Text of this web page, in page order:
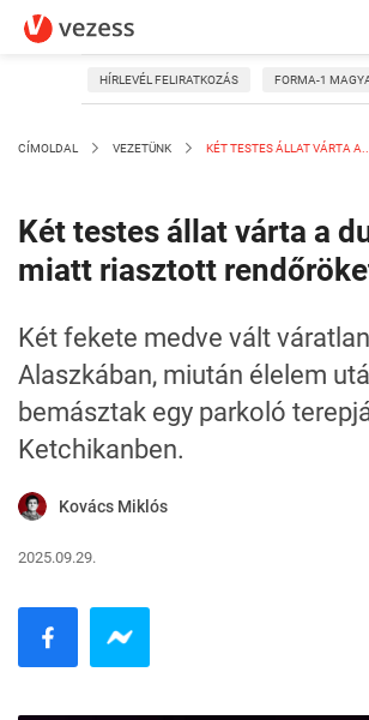
HÍRLEVÉL FELIRATKOZÁS FORMA-1
CÍMOLDAL VEZETÜNK KÉT TESTES ÁLLAT VÁRTA A...
Két testes állat várta a
miatt riasztott
Két fekete medve vált
Alaszkában, miután élelem
bemásztak egy parkoló
Ketchikanben.
Kovács Miklós
2025.09.29.